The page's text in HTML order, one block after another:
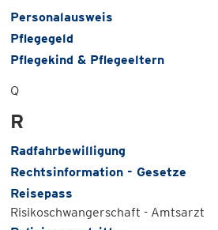
Personalausweis
Pflegegeld
Pflegekind & Pflegeeltern
Q
R
Radfahrbewilligung
Rechtsinformation - Gesetze
Reisepass
Risikoschwangerschaft - Amtsarzt